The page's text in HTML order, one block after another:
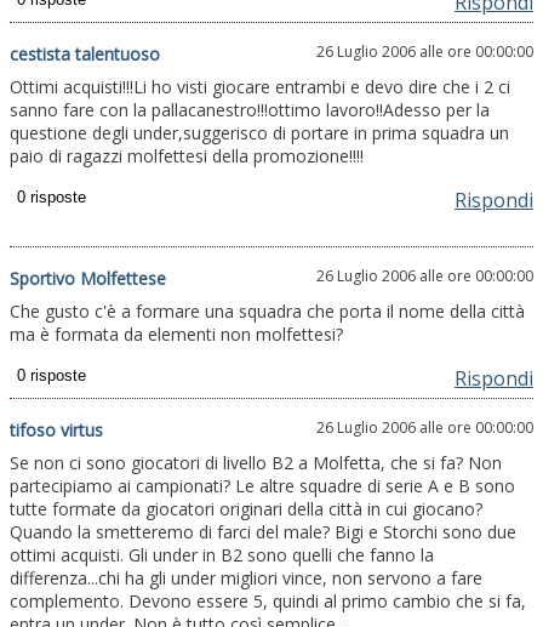
cestista talentuoso 26 Luglio 2006 alle ore 00:00:00
Ottimi acquisti!!!Li ho visti giocare entrambi e devo dire che i 2 ci
sanno fare con la pallacanestro!!!ottimo lavoro!!Adesso per la
questione degli under,suggerisco di portare in prima squadra un
paio di ragazzi molfettesi della promozione!!!!
Rispondi
Sportivo Molfettese 26 Luglio 2006 alle ore 00:00:00
Che gusto c'è a formare una squadra che porta il nome della città
ma è formata da elementi non molfettesi?
Rispondi
tifoso virtus 26 Luglio 2006 alle ore 00:00:00
Se non ci sono giocatori di livello B2 a Molfetta, che si fa? Non
partecipiamo ai campionati? Le altre squadre di serie A e B sono
tutte formate da giocatori originari della città in cui giocano?
Quando la smetteremo di farci del male? Bigi e Storchi sono due
ottimi acquisti. Gli under in B2 sono quelli che fanno la
differenza...chi ha gli under migliori vince, non servono a fare
complemento. Devono essere 5, quindi al primo cambio che si fa,